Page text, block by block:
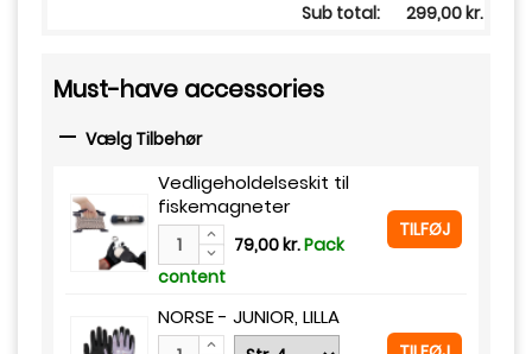
Sub total:
299,00 kr.
Must-have accessories
 Vælg Tilbehør
Vedligeholdelseskit til
fiskemagneter
79,00 kr.Pack
content
TILFØJ
NORSE - JUNIOR, LILLA